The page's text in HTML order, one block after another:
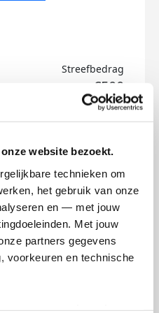
website bezoekt.
technieken om
het gebruik van onze
en — met jouw
Met jouw
partners gegevens
voorkeuren en technische
Streefbedrag
€500